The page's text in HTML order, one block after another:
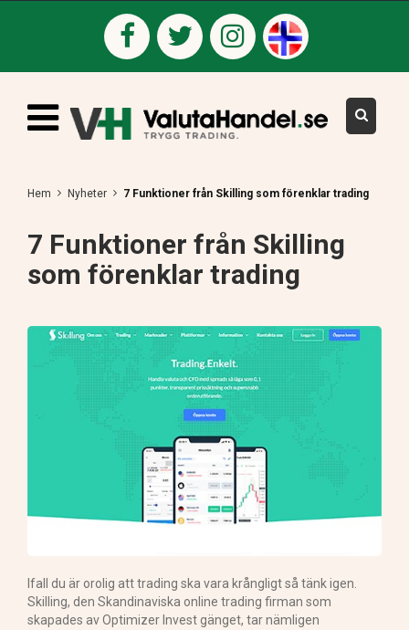
Hem Nyheter 7 Funktioner från Skilling som förenklar trading
7 Funktioner från Skilling
som förenklar trading
Ifall du är orolig att trading ska vara krångligt så tänk igen.
Skilling, den Skandinaviska online trading firman som
skapades av Optimizer Invest gänget, tar nämligen